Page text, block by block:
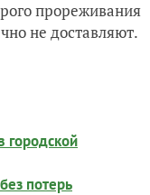
прореживания
не доставляют.
городской
потерь